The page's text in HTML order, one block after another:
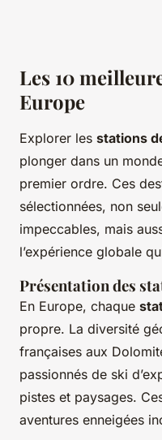
Les 10
Europe
Explorer les stations
plonger dans un
premier ordre. Ces
sélectionnées, non
impeccables, mais
l’expérience globale
Présentation des
En Europe, chaque
propre. La diversité
françaises aux
passionnés de ski
pistes et paysages.
aventures enneigées